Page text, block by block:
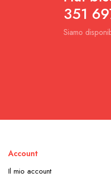
351
Siamo
Account
Il mio account